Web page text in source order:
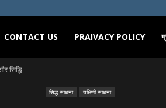
CONTACT US PRAIVACY POLICY
सिद्धि
सिद्ध साधना यक्षिणी साधना